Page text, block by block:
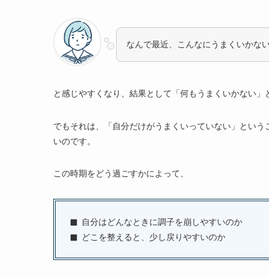
なんで最近、こんなにうまくいかな
と感じやすくなり、結果として「何もうまくいかない」
でもそれは、「自分だけがうまくいっていない」とい
いのです。
この時期をどう過ごすかによって、
自分はどんなときに調子を崩しやすいのか
どこを整えると、少し戻りやすいのか